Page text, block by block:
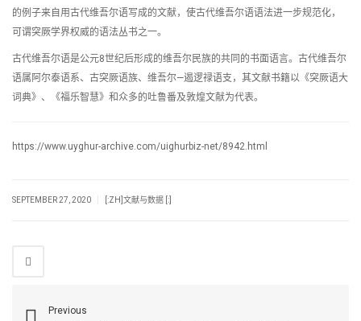
的例子来自用古代维吾尔语写成的文献，使古代维吾尔语语法进一步规范化，
可谓突厥学界权威的语法丛书之一。
古代维吾尔语是公元8世纪后形成的维吾尔民族的共同的书面语言。古代维吾尔
语属阿尔泰语系、古突厥语族、维吾尔—遏逻禄语支，其文献书籍以《突厥语大
词典》、《福乐智慧》和众多的吐鲁番及敦煌文献为代表。
https://www.uyghur-archive.com/uighurbiz-net/8942.html
SEPTEMBER 27, 2020 [:ZH]文献与数据 [:]
Previous